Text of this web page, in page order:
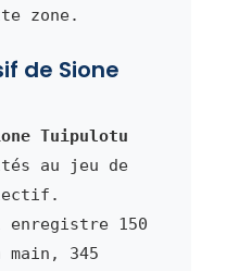
zone.
de Sione
Tuipulotu
au jeu de
150
main, 345